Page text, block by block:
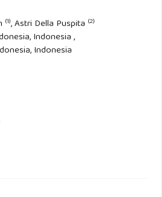
(1), Astri Della Puspita (2)
Indonesia ,
Indonesia